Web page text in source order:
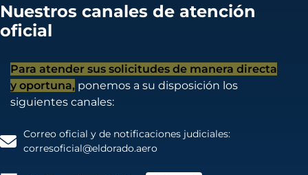
Nuestros canales de atención
oficial
Para atender sus solicitudes de manera directa
y oportuna, ponemos a su disposición los
siguientes canales:
Correo oficial y de notificaciones judiciales:
corresoficial@eldorado.aero